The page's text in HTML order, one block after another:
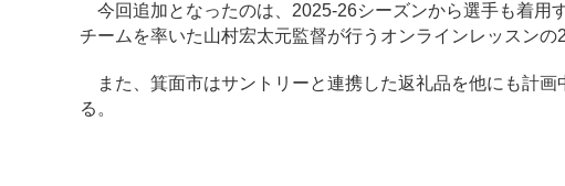
今回追加となったのは、2025-26シーズンから選手も着用
チームを率いた山村宏太元監督が行うオンラインレッスンの
また、箕面市はサントリーと連携した返礼品を他にも計
る。